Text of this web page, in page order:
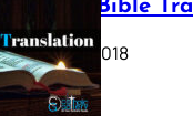
Webster Bible
October 11, 2018